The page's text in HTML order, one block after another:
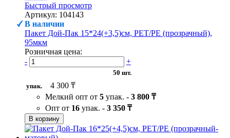
Быстрый просмотр
Артикул: 104143
В наличии
Пакет Дой-Пак 15*24(+3,5)см, PET/PE (прозрачный),
95мкм
Розничная цена:
-
+
50 шт.
упак.
4 300 ₸
Мелкий опт от 5 упак. - 3 800 ₸
Опт от 16 упак. - 3 350 ₸
В корзину